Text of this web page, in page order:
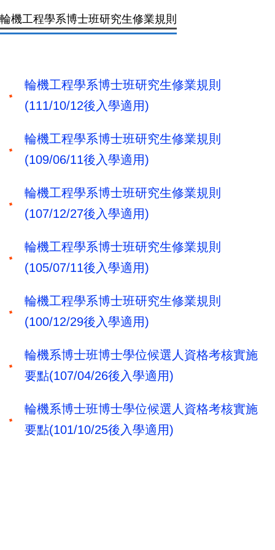
輪機工程學系博士班研究生修業規則
輪機工程學系博士班研究生修業規則
(111/10/12後入學適用)
輪機工程學系博士班研究生修業規則
(109/06/11後入學適用)
輪機工程學系博士班研究生修業規則
(107/12/27後入學適用)
輪機工程學系博士班研究生修業規則
(105/07/11後入學適用)
輪機工程學系博士班研究生修業規則
(100/12/29後入學適用)
輪機系博士班博士學位候選人資格考核實施
要點(107/04/26後入學適用)
輪機系博士班博士學位候選人資格考核實施
要點(101/10/25後入學適用)